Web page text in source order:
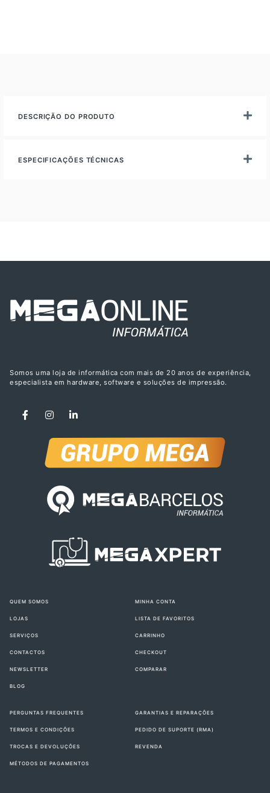
DESCRIÇÃO DO PRODUTO
ESPECIFICAÇÕES TÉCNICAS
Somos uma loja de informática com mais de 20 anos de experiência,
especialista em hardware, software e soluções de impressão.
QUEM SOMOS
LOJAS
SERVIÇOS
CONTACTOS
NEWSLETTER
BLOG
MINHA CONTA
LISTA DE FAVORITOS
CARRINHO
CHECKOUT
COMPARAR
PERGUNTAS FREQUENTES
TERMOS E CONDIÇÕES
TROCAS E DEVOLUÇÕES
MÉTODOS DE PAGAMENTOS
GARANTIAS E REPARAÇÕES
PEDIDO DE SUPORTE (RMA)
REVENDA